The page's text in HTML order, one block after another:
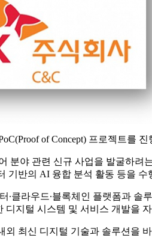
of Concept) 프로젝트를
분야 관련 신규 사업을 발굴하
기반의 AI 융합 분석 활동 등을 수
클라우드∙블록체인 플랫폼과
지털 시스템 및 서비스 개발을
최신 디지털 기술과 솔루션을